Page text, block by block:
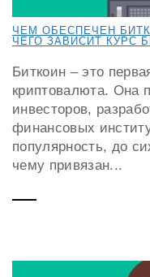
ЧЕМ ОБЕСПЕЧЕН
ЧЕГО ЗАВИСИТ КУРС
Биткоин – это
криптовалюта. Она
инвесторов,
финансовых
популярность, до
чему привязан...